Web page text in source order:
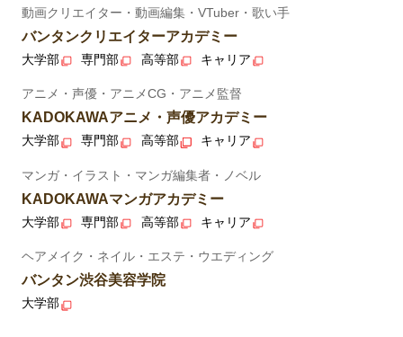
動画クリエイター・動画編集・VTuber・歌い手
バンタンクリエイターアカデミー
大学部 専門部 高等部 キャリア
アニメ・声優・アニメCG・アニメ監督
KADOKAWAアニメ・声優アカデミー
大学部 専門部 高等部 キャリア
マンガ・イラスト・マンガ編集者・ノベル
KADOKAWAマンガアカデミー
大学部 専門部 高等部 キャリア
ヘアメイク・ネイル・エステ・ウエディング
バンタン渋谷美容学院
大学部